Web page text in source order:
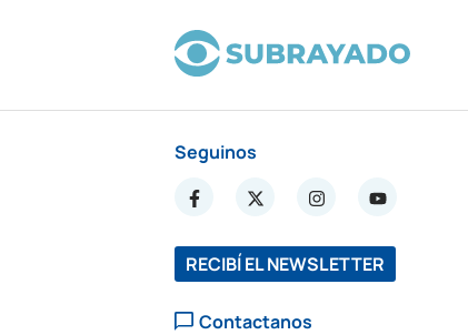
Seguinos
RECIBÍ EL NEWSLETTER
Contactanos